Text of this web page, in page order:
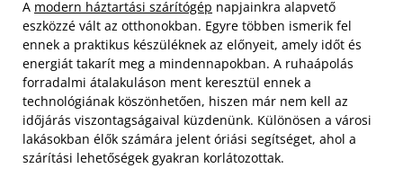
A modern háztartási szárítógép napjainkra alapvető
eszközzé vált az otthonokban. Egyre többen ismerik fel
ennek a praktikus készüléknek az előnyeit, amely időt és
energiát takarít meg a mindennapokban. A ruhaápolás
forradalmi átalakuláson ment keresztül ennek a
technológiának köszönhetően, hiszen már nem kell az
időjárás viszontagságaival küzdenünk. Különösen a városi
lakásokban élők számára jelent óriási segítséget, ahol a
szárítási lehetőségek gyakran korlátozottak.